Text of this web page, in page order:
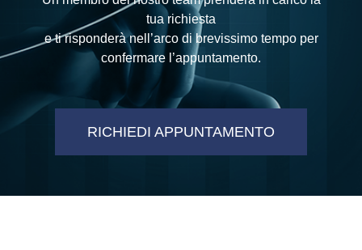
tua richiesta
e ti risponderà nell’arco di brevissimo tempo per
confermare l’appuntamento.
RICHIEDI APPUNTAMENTO